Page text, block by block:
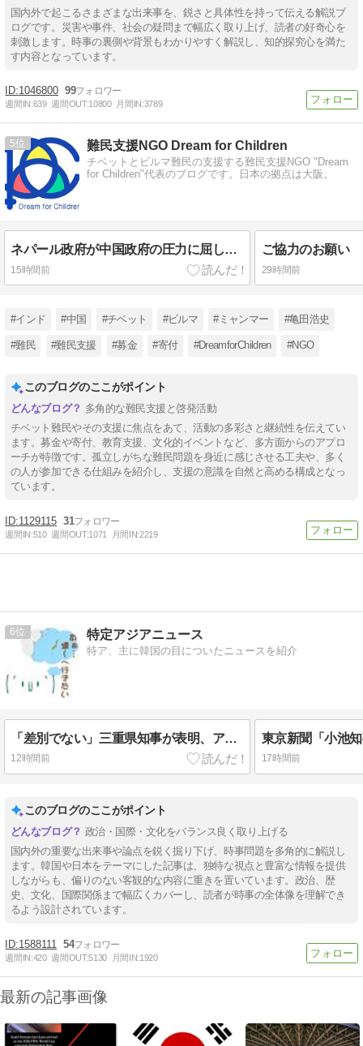
国内外で起こるさまざまな出来事を、鋭さと具体性を持って伝える解説ブ
ログです。災害や事件、社会の疑問まで幅広く取り上げ、読者の好奇心を
刺激します。時事の裏側や背景もわかりやすく解説し、知的探究心を満た
す内容となっています。
1046800 99
週間IN:639 週間OUT:10800 月間IN:3789
5 難民支援NGO Dream for Children
チベットとビルマ難民の支援する難民支援NGO "Dream
for Children"代表のブログです。日本の拠点は大阪。
ネパール政府が中国政府の圧力に屈し、国際チベット学会を中止
15時間前
ご協力のお願い
29時間前
#インド #中国 #チベット #ビルマ #ミャンマー #亀田浩史
#難民 #難民支援 #募金 #寄付 #DreamforChildren #NGO
このブログのここがポイント
多角的な難民支援と啓発活動
チベット難民やその支援に焦点をあて、活動の多彩さと継続性を伝えてい
ます。募金や寄付、教育支援、文化的イベントなど、多方面からのアプロ
ーチが特徴です。孤立しがちな難民問題を身近に感じさせる工夫や、多く
の人が参加できる仕組みを紹介し、支援の意識を自然と高める構成となっ
ています。
1129115 31
週間IN:510 週間OUT:1071 月間IN:2219
6 特定アジアニュース
特ア、主に韓国の目についたニュースを紹介
「差別でない」三重県知事が表明、アンケ公表へ 諮問機関から「差別」指摘され回答の非公表を求める答申！
12時間前 17時間前
このブログのここがポイント
政治・国際・文化をバランス良く取り上げる
国内外の重要な出来事や論点を鋭く掘り下げ、時事問題を多角的に解説し
ます。韓国や日本をテーマにした記事は、独特な視点と豊富な情報を提供
しながらも、偏りのない客観的な内容に重きを置いています。政治、歴
史、文化、国際関係まで幅広くカバーし、読者が時事の全体像を理解でき
るよう設計されています。
1588111 54
週間IN:420 週間OUT:5130 月間IN:1920
最新の記事画像